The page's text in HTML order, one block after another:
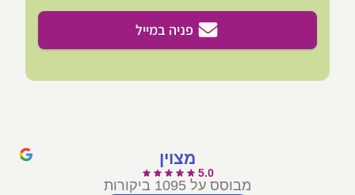
פניה במייל
מצוין
5.0
מבוסס על 1095 ביקורות